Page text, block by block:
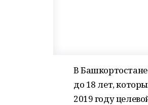
В Башкортостане
до 18 лет,
2019 году